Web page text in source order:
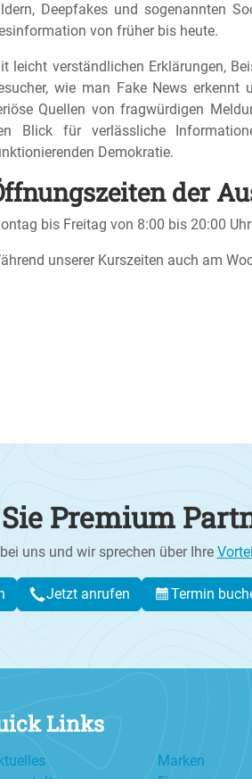
Deepfakes und sogenannten
von früher bis heute.
leicht verständlichen Erklärungen,
wie man Fake News
Quellen von fragwürdigen
Blick für verlässliche
Demokratie.
der
bis Freitag von 8:00 bis 20:00 Uhr
unserer Kurszeiten auch am
Premium
uns und wir sprechen über Ihre
Jetzt anrufen Termin
Links
Marken